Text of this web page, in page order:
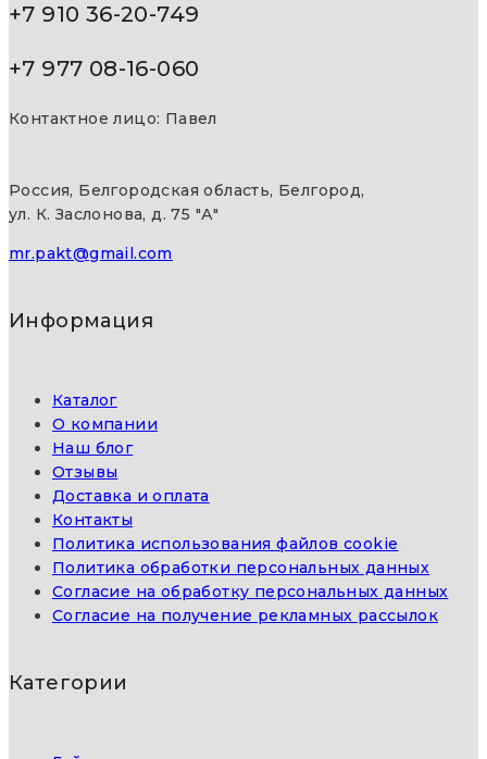
+7 910 36-20-749
+7 977 08-16-060
Контактное лицо: Павел
Россия, Белгородская область, Белгород,
ул. К. Заслонова, д. 75 "А"
mr.pakt@gmail.com
Информация
Каталог
О компании
Наш блог
Отзывы
Доставка и оплата
Контакты
Политика использования файлов cookie
Политика обработки персональных данных
Согласие на обработку персональных данных
Согласие на получение рекламных рассылок
Категории